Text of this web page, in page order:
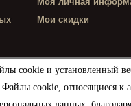
cookie и установленный
cookie, относящиеся к
Мои скидки